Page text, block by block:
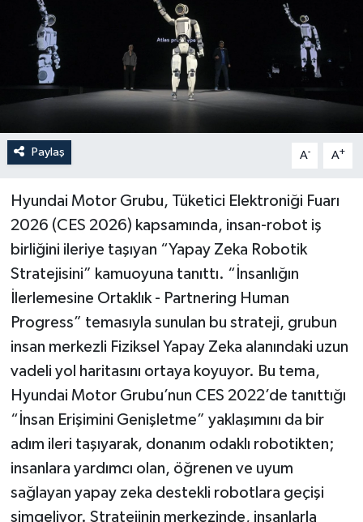
Paylaş A- A+
Hyundai Motor Grubu, Tüketici Elektroniği Fuarı
2026 (CES 2026) kapsamında, insan-robot iş
birliğini ileriye taşıyan “Yapay Zeka Robotik
Stratejisini” kamuoyuna tanıttı. “İnsanlığın
İlerlemesine Ortaklık - Partnering Human
Progress” temasıyla sunulan bu strateji, grubun
insan merkezli Fiziksel Yapay Zeka alanındaki uzun
vadeli yol haritasını ortaya koyuyor. Bu tema,
Hyundai Motor Grubu’nun CES 2022’de tanıttığı
“ İnsan Erişimini Genişletme” yaklaşımını da bir
adım ileri taşıyarak, donanım odaklı robotikten;
insanlara yardımcı olan, öğrenen ve uyum
sağlayan yapay zeka destekli robotlara geçişi
simgeliyor. Stratejinin merkezinde, insanlarla